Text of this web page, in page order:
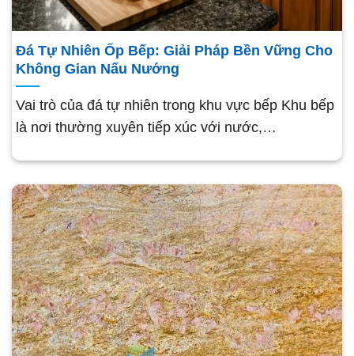
Đá Tự Nhiên Ốp Bếp: Giải Pháp Bền Vững Cho
Không Gian Nấu Nướng
Vai trò của đá tự nhiên trong khu vực bếp Khu bếp
là nơi thường xuyên tiếp xúc với nước,…